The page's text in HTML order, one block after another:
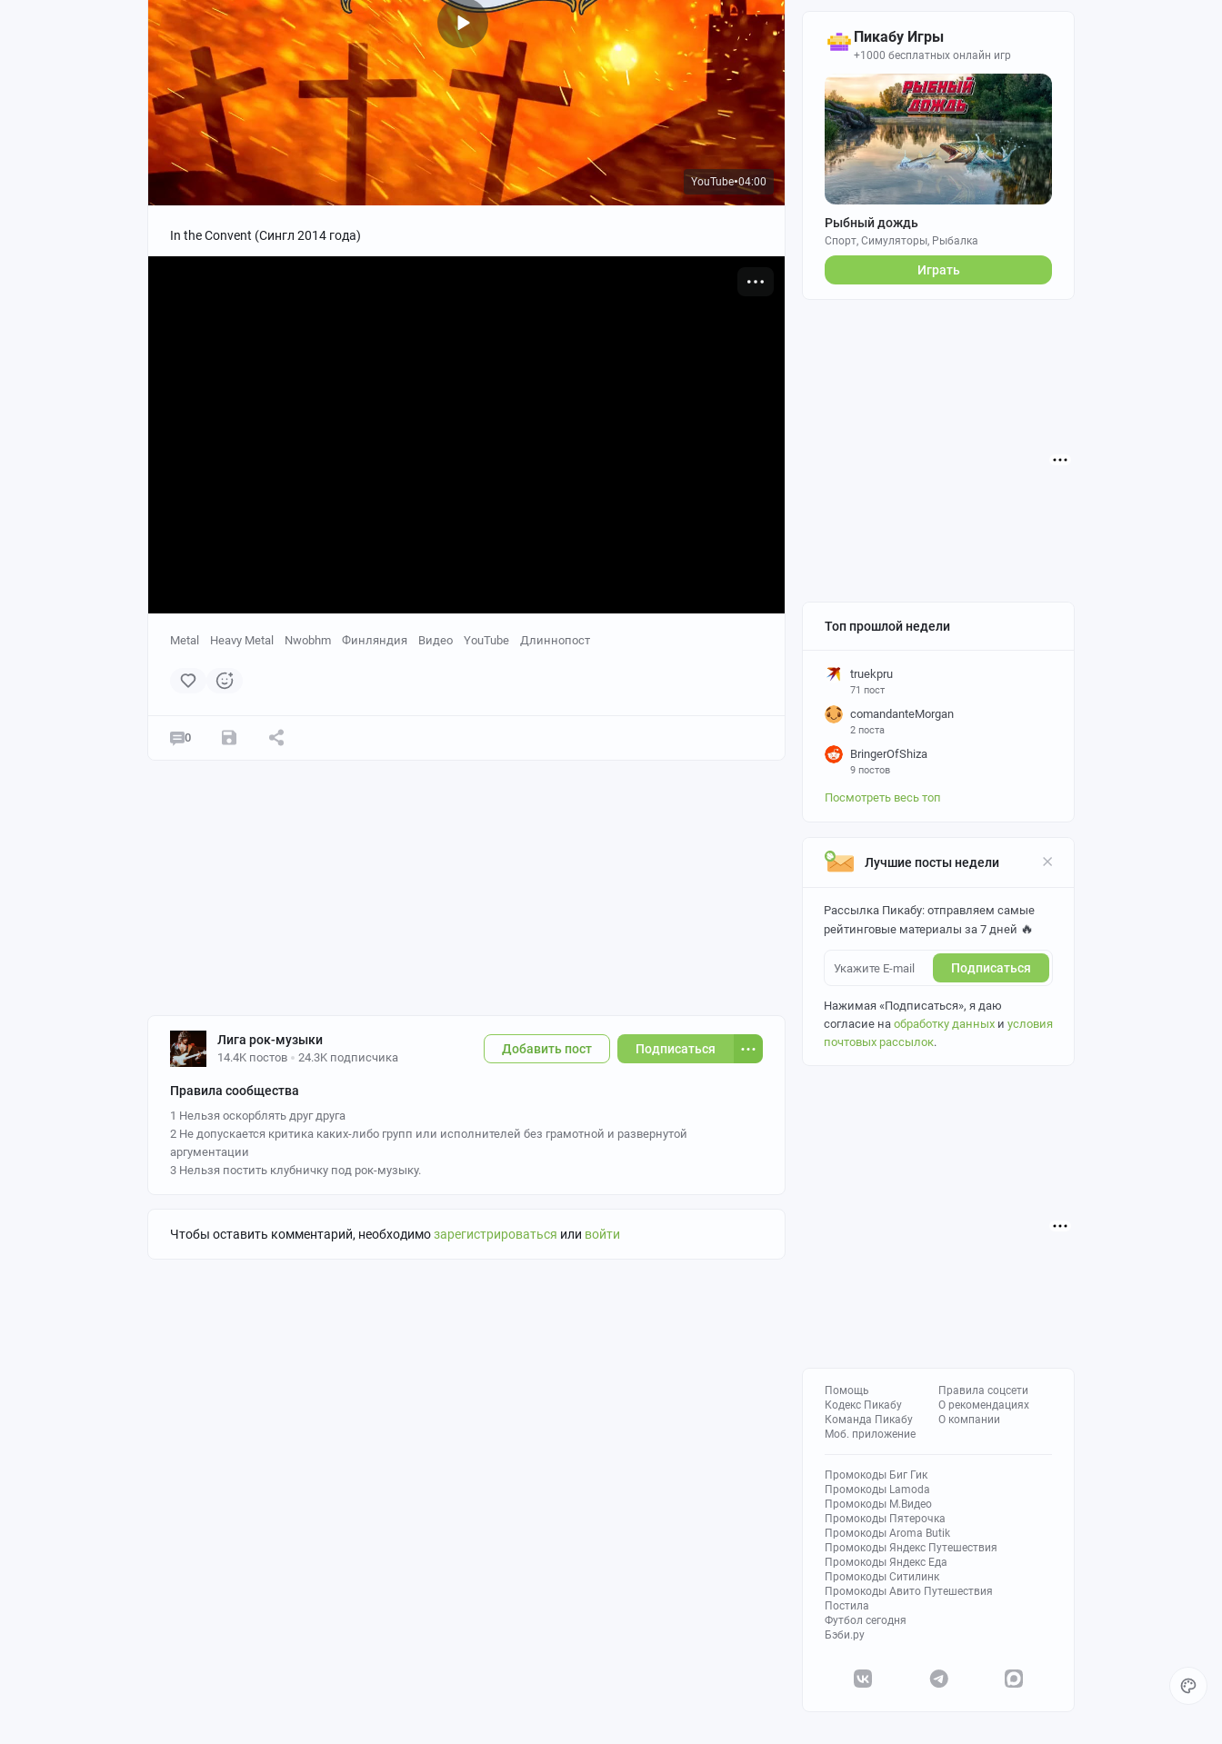
Пикабу Игры
+1000 бесплатных онлайн игр
Рыбный дождь
Спорт, Симуляторы, Рыбалка
Играть
Топ прошлой недели
truekpru
71 пост
comandanteMorgan
2 поста
BringerOfShiza
9 постов
Посмотреть весь топ
Лучшие посты недели
Рассылка Пикабу: отправляем самые
рейтинговые материалы за 7 дней 🔥
Подписаться
Нажимая «Подписаться», я даю
согласие на обработку данных и условия
почтовых рассылок.
Помощь
Кодекс Пикабу
Команда Пикабу
Моб. приложение
Правила соцсети
О рекомендациях
О компании
Промокоды Биг Гик
Промокоды Lamoda
Промокоды М.Видео
Промокоды Пятерочка
Промокоды Aroma Butik
Промокоды Яндекс Путешествия
Промокоды Яндекс Еда
Промокоды Ситилинк
Промокоды Авито Путешествия
Постила
Футбол сегодня
Бэби.ру
YouTube●04:00
In the Convent (Сингл 2014 года)
Metal Heavy Metal Nwobhm Финляндия Видео YouTube Длиннопост
0
Лига рок-музыки
14.4K постов 24.3K подписчика
Подписаться
Добавить пост
Правила сообщества
1 Нельзя оскорблять друг друга
2 Не допускается критика каких-либо групп или исполнителей без грамотной и развернутой
аргументации
3 Нельзя постить клубничку под рок-музыку.
Чтобы оставить комментарий, необходимозарегистрироваться или войти